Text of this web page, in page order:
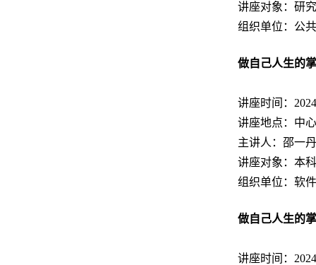
讲座对象：研
组织单位：公
做自己人生的
讲座时间：
讲座地点：中
主讲人：邵一丹
讲座对象：本
组织单位：软
做自己人生的
讲座时间：